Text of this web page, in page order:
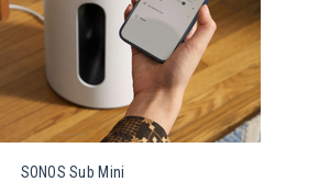
SONOS Sub Mini